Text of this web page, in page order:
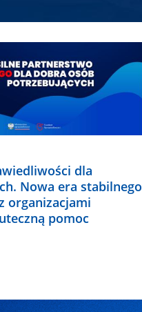
dla
Nowa era stabilnego
organizacjami
pomoc